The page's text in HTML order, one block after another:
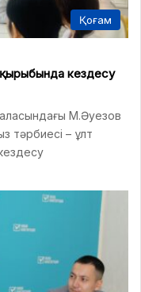
Қоғам
кездесу
М.Әуезов
тәрбиесі – ұлт